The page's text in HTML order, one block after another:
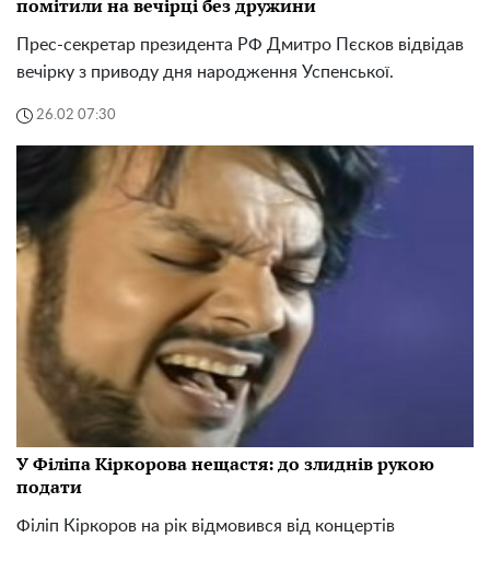
помітили на вечірці без дружини
Прес-секретар президента РФ Дмитро Пєсков відвідав
вечірку з приводу дня народження Успенської.
26.02 07:30
У Філіпа Кіркорова нещастя: до злиднів рукою
подати
Філіп Кіркоров на рік відмовився від концертів